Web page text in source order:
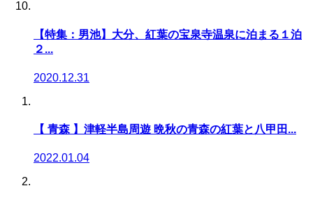
【特集：男池】大分、紅葉の宝泉寺温泉に泊まる１泊
２...
2020.12.31
【 青森 】津軽半島周遊 晩秋の青森の紅葉と八甲田...
2022.01.04